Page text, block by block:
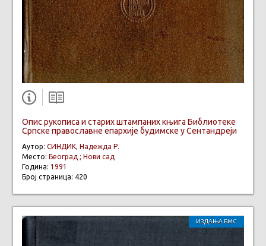
Опис рукописа и старих штампаних књига Библиотеке
Српске православне епархије будимске у Сентандреји
Аутор: СИНДИК, Надежда Р.
Место: Београд ; Нови сад
Година: 1991
Број страница: 420
ИЗДАЊА БМС